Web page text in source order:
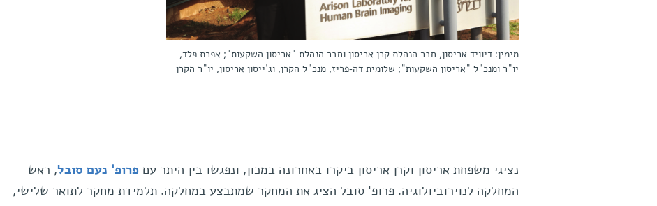
מימין: דיוויד אריסון, חבר הנהלת קרן אריסון וחבר הנהלת "אריסון השקעות"; אפרת פלד,
יו"ר ומנכ"ל "אריסון השקעות"; שלומית דה-פריז, מנכ"ל הקרן, וג'ייסון אריסון, יו"ר הקרן
נציגי משפחת אריסון וקרן אריסון ביקרו באחרונה במכון, ונפגשו בין היתר עם פרופ' נעם סובל, ראש
המחלקה לנוירוביולוגיה. פרופ' סובל הציג את המחקר שמתבצע במחלקה. תלמידת מחקר לתואר שלישי,